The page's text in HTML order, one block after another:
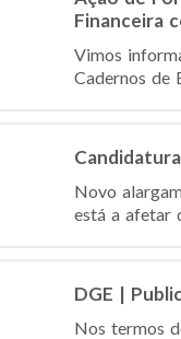
Financeira
Vimos
Cadernos de
Novo
está a afetar
DGE |
Nos termos